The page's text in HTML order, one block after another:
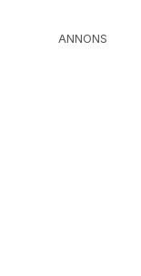
ANNONS